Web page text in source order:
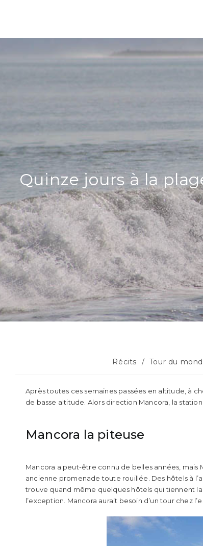
Quinze jours à la
Post
Récits / Tour du
Après toutes ces semaines passées en altitude, à
de basse altitude. Alors direction Mancora, la
Mancora la piteuse
Mancora a peut-être connu de belles années, mais
ancienne promenade toute rouillée. Des hôtels à
trouve quand même quelques hôtels qui tiennent
l’exception. Mancora aurait besoin d’un tour chez